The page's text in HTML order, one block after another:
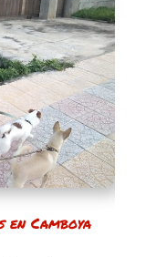
en Camboya